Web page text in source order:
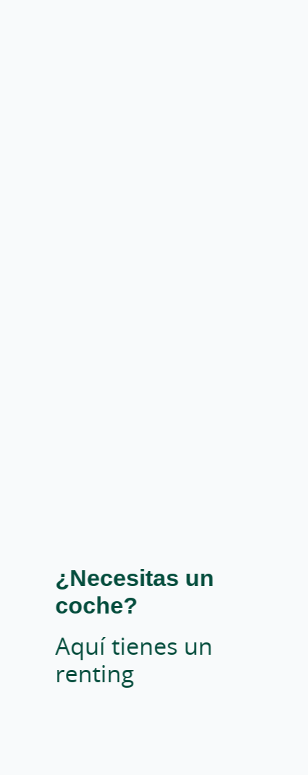
¿Necesitas un
coche?
Aquí tienes un
renting
¿Necesitas un
coche?
Aquí tienes un
renting
¿Necesitas un
coche?
Aquí tienes un
renting